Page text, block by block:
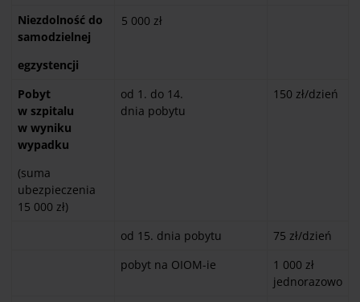
Niezdolność do
samodzielnej
egzystencji
5 000 zł
Pobyt
w szpitalu
w wyniku
wypadku
(suma
ubezpieczenia
15 000 zł)
od 1. do 14.
dnia pobytu
150 zł/dzień
od 15. dnia pobytu
75 zł/dzień
pobyt na OIOM-ie
1 000 zł
jednorazowo